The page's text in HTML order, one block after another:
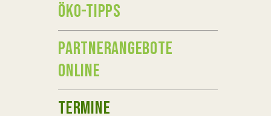
ÖKO-TIPPS
PARTNERANGEBOTE
ONLINE
TERMINE